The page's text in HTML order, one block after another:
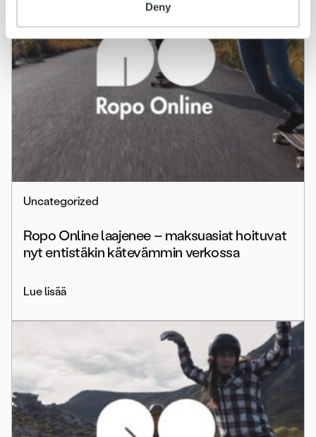
Deny
Uncategorized
Ropo Online laajenee – maksuasiat hoituvat
nyt entistäkin kätevämmin verkossa
Lue lisää